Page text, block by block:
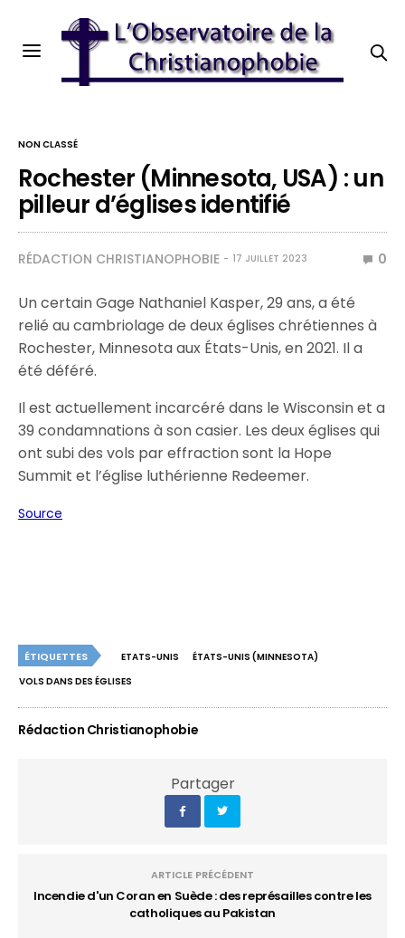
NON CLASSÉ
Rochester (Minnesota, USA) : un
pilleur d’églises identifié
RÉDACTION CHRISTIANOPHOBIE 17 JUILLET 2023 0
Un certain Gage Nathaniel Kasper, 29 ans, a été
relié au cambriolage de deux églises chrétiennes à
Rochester, Minnesota aux États-Unis, en 2021. Il a
été déféré.
Il est actuellement incarcéré dans le Wisconsin et a
39 condamnations à son casier. Les deux églises qui
ont subi des vols par effraction sont la Hope
Summit et l’église luthérienne Redeemer.
Source
ÉTIQUETTES ETATS-UNIS
ÉTATS-UNIS (MINNESOTA)
VOLS DANS DES ÉGLISES
Rédaction Christianophobie
Partager
ARTICLE PRÉCÉDENT
Incendie d'un Coran en Suède : des représailles contre les
catholiques au Pakistan